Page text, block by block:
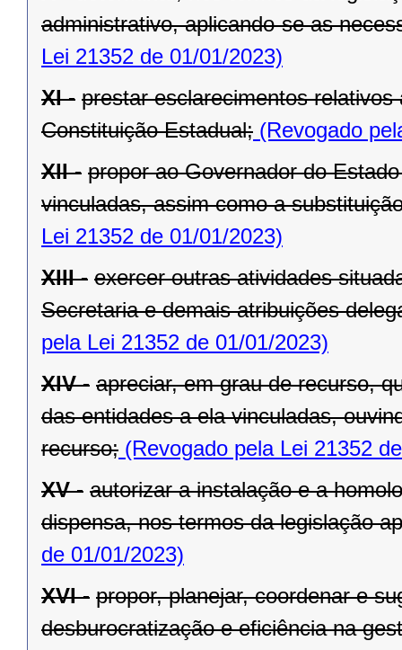
administrativo, aplicando-se as
Lei 21352 de 01/01/2023)
XI - prestar esclarecimentos
Constituição Estadual; (Revogado
XII - propor ao Governador do
vinculadas, assim como a
Lei 21352 de 01/01/2023)
XIII - exercer outras atividades
Secretaria e demais atribuições
pela Lei 21352 de 01/01/2023)
XIV - apreciar, em grau de recurso,
das entidades a ela vinculadas,
recurso; (Revogado pela Lei 21352
XV - autorizar a instalação e a
dispensa, nos termos da legislação
de 01/01/2023)
XVI - propor, planejar, coordenar e
desburocratização e eficiência na